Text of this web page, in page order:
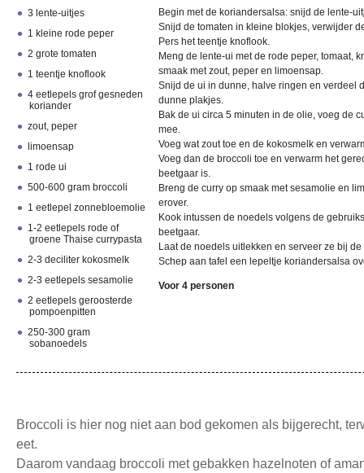
3 lente-uitjes
1 kleine rode peper
2 grote tomaten
1 teentje knoflook
4 eetlepels grof gesneden
koriander
zout, peper
limoensap
1 rode ui
500-600 gram broccoli
1 eetlepel zonnebloemolie
1-2 eetlepels rode of
groene Thaise currypasta
2-3 deciliter kokosmelk
2-3 eetlepels sesamolie
2 eetlepels geroosterde
pompoenpitten
250-300 gram
sobanoedels
Begin met de koriandersalsa: snijd de lente-
Snijd de tomaten in kleine blokjes, verwijder
Pers het teentje knoflook.
Meng de lente-ui met de rode peper, tomaat,
smaak met zout, peper en limoensap.
Snijd de ui in dunne, halve ringen en verdeel
dunne plakjes.
Bak de ui circa 5 minuten in de olie, voeg de
mee.
Voeg wat zout toe en de kokosmelk en
Voeg dan de broccoli toe en verwarm het
beetgaar is.
Breng de curry op smaak met sesamolie en
erover.
Kook intussen de noedels volgens de
beetgaar.
Laat de noedels uitlekken en serveer ze bij de
Schep aan tafel een lepeltje koriandersalsa
Voor 4 personen
Broccoli is hier nog niet aan bod gekomen als bijgerecht,
eet.
Daarom vandaag broccoli met gebakken hazelnoten of